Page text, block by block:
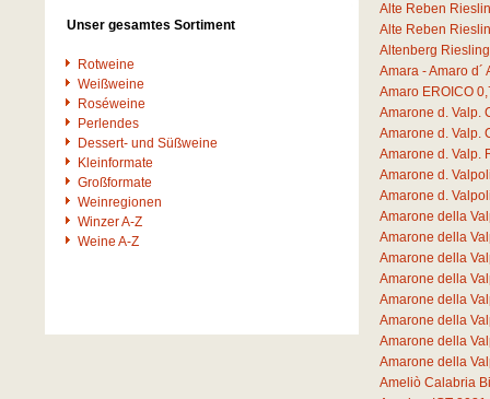
Alte Reben
Alte Reben
Altenberg
Amara - Amaro d´
Amaro EROICO
Amarone d. Valp.
Amarone d. Valp.
Amarone d. Valp.
Amarone d.
Amarone d.
Amarone della
Amarone della
Amarone della
Amarone della
Amarone della
Amarone della
Amarone della
Amarone della
Ameliò Calabria
Unser gesamtes Sortiment
Rotweine
Weißweine
Roséweine
Perlendes
Dessert- und Süßweine
Kleinformate
Großformate
Weinregionen
Winzer A-Z
Weine A-Z